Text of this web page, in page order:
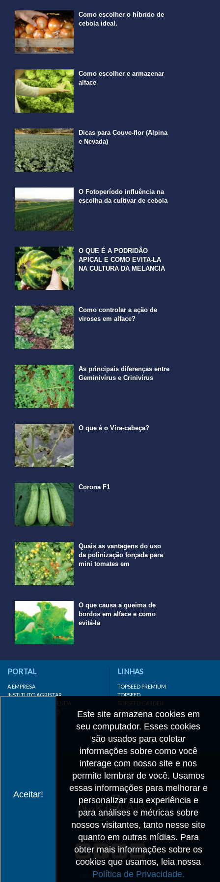
Como escolher o híbrido de
cebola ideal.
Como escolher e armazenar
alface
Dicas para Couve-flor (Alpina
e Nevada)
O Fotoperíodo influência na
escolha da cultivar de cebola
O QUE É A PODRIDÃO
APICAL E COMO EVITA-LA
NA CULTURA DA MELANCIA
Como controlar a ação de
viroses em alface?
As principais diferenças entre
Geminivírus e Crinivírus
O que é o Vira-cabeça?
Corona F1
Quais as vantagens do uso
da polinização forçada para
mini tomates em
O que causa a queima de
bordos em alface e como
evitá-la
Aceitar!
Este site armazena cookies em
seu computador. Esses cookies
são usados para coletar
informações sobre como você
interage com nosso site e nos
permite lembrar de você. Usamos
essas informações para melhorar e
personalizar sua experiência e
para análises e métricas sobre
nossos visitantes, tanto nesse site
quanto em outras mídias. Para
obter mais informações sobre os
cookies que usamos, leia nossa
Política de Privacidade.
PORTAL
A EMPRESA
INSTITUTO AGRISTAR
DISTRIBUIDOR/REVENDA
LINKS IMPORTANTES
LINHAS
TOPSEED PREMIUM
TOPSEED
TOPSEED GARDEN
SUPERSEED
ATENDIMENTO
CADASTRO
TRABALHE CONOSCO
AGRISTAR DO BRASIL LTDA